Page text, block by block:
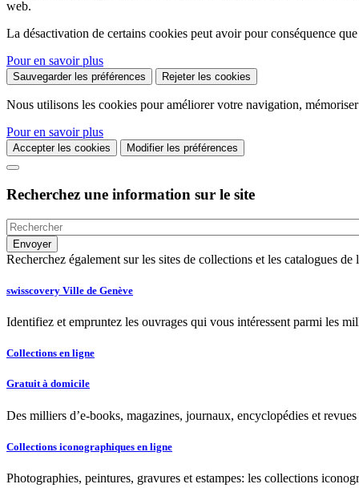
web.
La désactivation de certains cookies peut avoir pour conséquence
Pour en savoir plus
Sauvegarder les préférences Rejeter les cookies
Nous utilisons les cookies pour améliorer votre navigation,
Pour en savoir plus
Accepter les cookies Modifier les préférences
Recherchez une information sur le site
Recherchez également sur les sites de collections et les catalogues
swisscovery Ville de Genève
Identifiez et empruntez les ouvrages qui vous intéressent parmi les
Collections en ligne
Gratuit à domicile
Des milliers d’e-books, magazines, journaux, encyclopédies et
Collections iconographiques en ligne
Photographies, peintures, gravures et estampes: les collections